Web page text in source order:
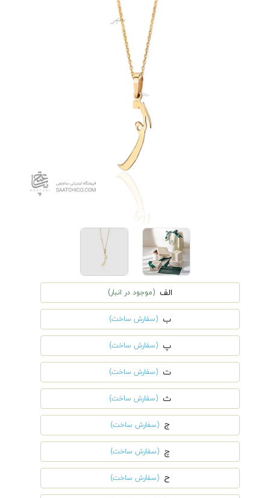
الف (موجود در انبار)
ب (سفارش ساخت)
پ (سفارش ساخت)
ت (سفارش ساخت)
ث (سفارش ساخت)
ج (سفارش ساخت)
چ (سفارش ساخت)
ح (سفارش ساخت)